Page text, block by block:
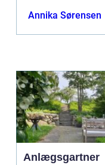
Annika Sørensen
Anlægsgartner